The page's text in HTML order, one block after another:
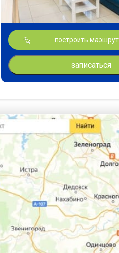
построить маршрут
записаться